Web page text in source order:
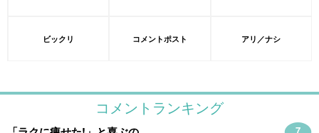
ビックリ コメントポスト アリ／ナシ